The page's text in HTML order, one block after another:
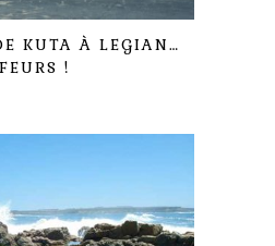
KUTA À LEGIAN…
!